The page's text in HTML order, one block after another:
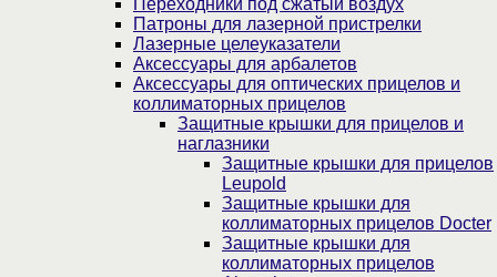
Переходники под сжатый воздух
Патроны для лазерной пристрелки
Лазерные целеуказатели
Аксессуары для арбалетов
Аксессуары для оптических прицелов и
коллиматорных прицелов
Защитные крышки для прицелов и
наглазники
Защитные крышки для прицелов
Leupold
Защитные крышки для
коллиматорных прицелов Docter
Защитные крышки для
коллиматорных прицелов